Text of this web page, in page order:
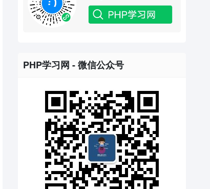
PHP学习网 - 微信公众号